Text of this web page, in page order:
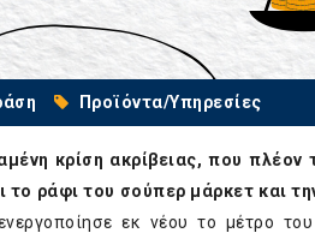
Προϊόντα/Υπηρεσίες
κρίση ακρίβειας, που πλέον
το ράφι του σούπερ μάρκετ και
εκ νέου το μέτρο